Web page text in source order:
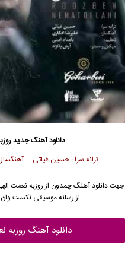
دانلود آهنگ جدید
ترانه سرا : حسین غیاثی آهنگساز
جهت دانلود آهنگ چمدون از روزبه نعمت
از رسانه موسیقی نکست وان
دانلود آهنگ روزبه